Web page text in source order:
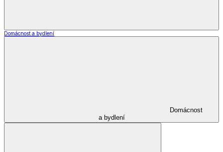
Domácnost a bydlení
Domácnost
a bydlení